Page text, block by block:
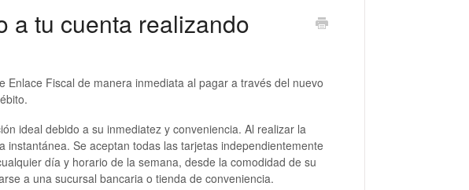
a tu cuenta realizando
Enlace Fiscal de manera inmediata al pagar a través del nuevo
ideal debido a su inmediatez y conveniencia. Al realizar la
instantánea. Se aceptan todas las tarjetas independientemente
día y horario de la semana, desde la comodidad de su
a una sucursal bancaria o tienda de conveniencia.